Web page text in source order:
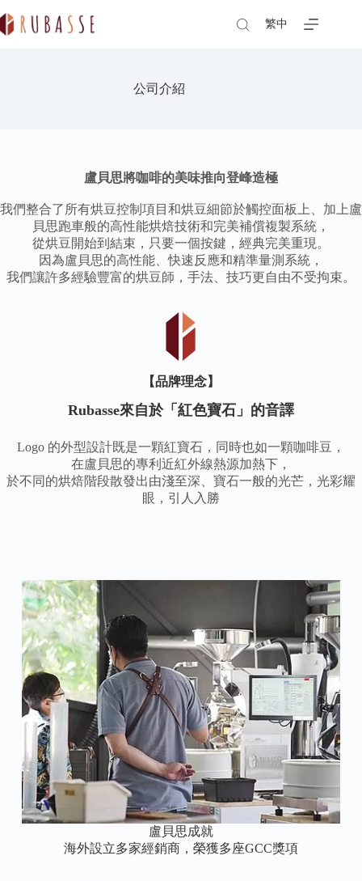
to
content
繁中
公司介紹
盧貝思將咖啡的美味推向登峰造極
我們整合了所有烘豆控制項目和烘豆細節於觸控面板上、加上盧
貝思跑車般的高性能烘焙技術和完美補償複製系統，
從烘豆開始到結束，只要一個按鍵，經典完美重現。
因為盧貝思的高性能、快速反應和精準量測系統，
我們讓許多經驗豐富的烘豆師，手法、技巧更自由不受拘束。
【品牌理念】
Rubasse來自於「紅色寶石」的音譯
Logo 的外型設計既是一顆紅寶石，同時也如一顆咖啡豆，
在盧貝思的專利近紅外線熱源加熱下，
於不同的烘焙階段散發出由淺至深、寶石一般的光芒，光彩耀
眼，引人入勝
盧貝思成就
海外設立多家經銷商，榮獲多座GCC獎項